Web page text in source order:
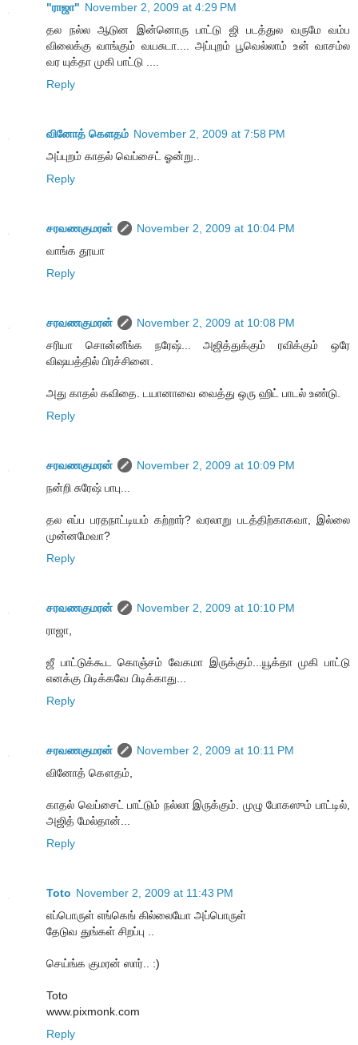
"ராஜா" November 2, 2009 at 4:29 PM
தல நல்ல ஆடுன இன்னொரு பாட்டு ஜி படத்துல வருமே வம்ப
விலைக்கு வாங்கும் வயசுடா.... அப்புறம் பூவெல்லாம் உன் வாசம்ல
வர யுக்தா முகி பாட்டு ....
Reply
வினோத் கெளதம் November 2, 2009 at 7:58 PM
அப்புறம் காதல் வெப்சைட் ஓன்று..
Reply
சரவணகுமரன்
November 2, 2009 at 10:04 PM
வாங்க தூயா
Reply
சரவணகுமரன்
November 2, 2009 at 10:08 PM
சரியா சொன்னீங்க நரேஷ்... அஜித்துக்கும் ரவிக்கும் ஒரே
விஷயத்தில் பிரச்சினை.
அது காதல் கவிதை. டயானாவை வைத்து ஒரு ஹிட் பாடல் உண்டு.
Reply
சரவணகுமரன்
November 2, 2009 at 10:09 PM
நன்றி சுரேஷ் பாபு...
தல எப்ப பரதநாட்டியம் கற்றார்? வரலாறு படத்திற்காகவா, இல்லை
முன்னமேவா?
Reply
சரவணகுமரன்
November 2, 2009 at 10:10 PM
ராஜா,
ஜீ பாட்டுக்கூட கொஞ்சம் வேகமா இருக்கும்...யூக்தா முகி பாட்டு
எனக்கு பிடிக்கவே பிடிக்காது...
Reply
சரவணகுமரன்
November 2, 2009 at 10:11 PM
வினோத் கௌதம்,
காதல் வெப்சைட் பாட்டும் நல்லா இருக்கும். முழு போகஸும் பாட்டில்,
அஜித் மேல்தான்...
Reply
Toto November 2, 2009 at 11:43 PM
எப்பொருள் எங்கெங் கில்லையோ அப்பொருள்
தேடுவ‌ துங்க‌ள் சிற‌ப்பு ..
செய்ங்க‌ கும‌ர‌ன் ஸார்.. :)
Toto
www.pixmonk.com
Reply